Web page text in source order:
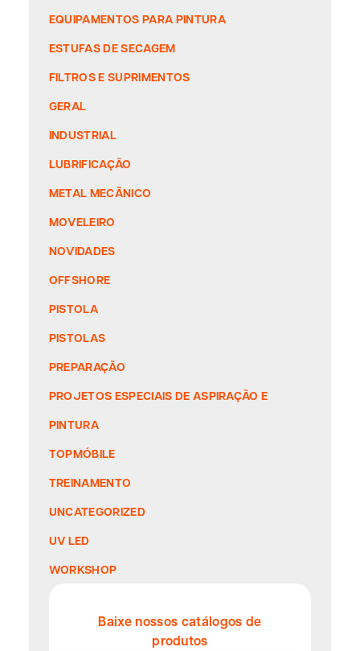
EQUIPAMENTOS PARA PINTURA
ESTUFAS DE SECAGEM
FILTROS E SUPRIMENTOS
GERAL
INDUSTRIAL
LUBRIFICAÇÃO
METAL MECÂNICO
MOVELEIRO
NOVIDADES
OFFSHORE
PISTOLA
PISTOLAS
PREPARAÇÃO
PROJETOS ESPECIAIS DE ASPIRAÇÃO E
PINTURA
TOPMÓBILE
TREINAMENTO
UNCATEGORIZED
UV LED
WORKSHOP
Baixe nossos catálogos de
produtos